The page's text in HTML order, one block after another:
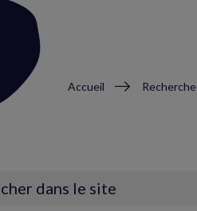
Fil
Accueil Recherche